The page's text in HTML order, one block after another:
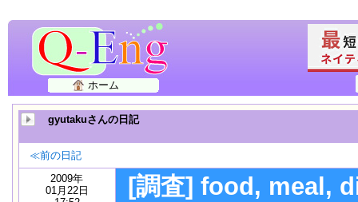
ホーム
gyutakuさんの日記
≪前の日記
2009年
01月22日
[調査] food, meal,